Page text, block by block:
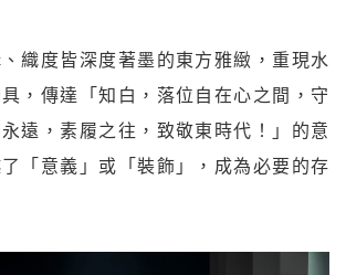
織度皆深度著墨的東方雅緻，重現水
，傳達「知白，落位自在心之間，守
遠，素履之往，致敬東時代！」的意
「意義」或「裝飾」，成為必要的存